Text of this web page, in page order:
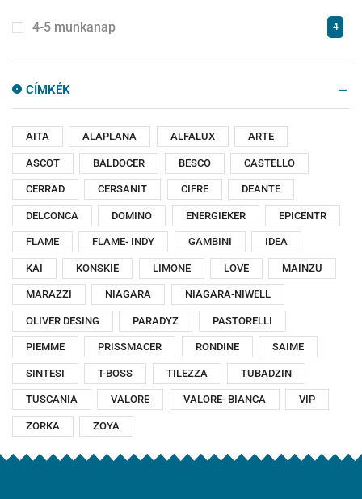
4-5 munkanap 4
CÍMKÉK
AITA ALAPLANA ALFALUX ARTE
ASCOT BALDOCER BESCO CASTELLO
CERRAD CERSANIT CIFRE DEANTE
DELCONCA DOMINO ENERGIEKER EPICENTR
FLAME FLAME- INDY GAMBINI IDEA
KAI KONSKIE LIMONE LOVE MAINZU
MARAZZI NIAGARA NIAGARA-NIWELL
OLIVER DESING PARADYZ PASTORELLI
PIEMME PRISSMACER RONDINE SAIME
SINTESI T-BOSS TILEZZA TUBADZIN
TUSCANIA VALORE VALORE- BIANCA VIP
ZORKA ZOYA